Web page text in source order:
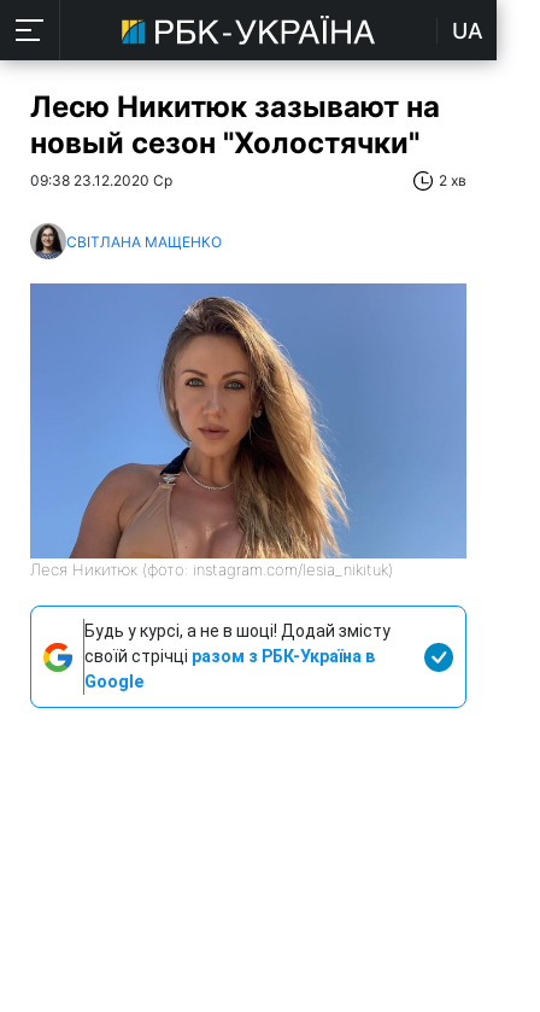
UA
Лесю Никитюк зазывают на
новый сезон "Холостячки"
09:38 23.12.2020 Ср 2 хв
СВІТЛАНА МАЩЕНКО
Леся Никитюк (фото: instagram.com/lesia_nikituk)
Будь у курсі, а не в шоці! Додай змісту
своїй стрічці разом з РБК-Україна в
Google